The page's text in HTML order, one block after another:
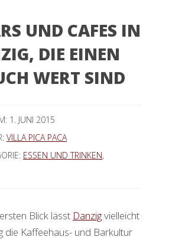
UND CAFES IN
DIE EINEN
WERT SIND
1. JUNI 2015
VILLA PICA PACA
ESSEN UND TRINKEN,
Blick lässt Danzigvielleicht
die Kaffeehaus- und Barkultur